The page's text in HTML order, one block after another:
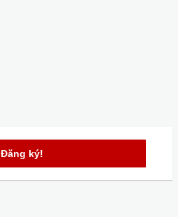
Đăng ký!